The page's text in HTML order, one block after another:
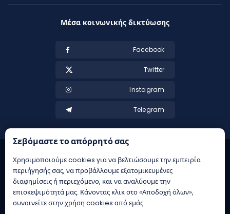
Μέσα κοινωνικής δικτύωσης
Facebook
Twitter
Instagram
Telegram
Σεβόμαστε το απόρρητό σας
Χρησιμοποιούμε cookies για να βελτιώσουμε την εμπειρία
περιήγησής σας, να προβάλλουμε εξατομικευμένες
διαφημίσεις ή περιεχόμενο, και να αναλύουμε την
επισκεψιμότητά μας. Κάνοντας κλικ στο «Αποδοχή όλων»,
συναινείτε στην χρήση cookies από εμάς.